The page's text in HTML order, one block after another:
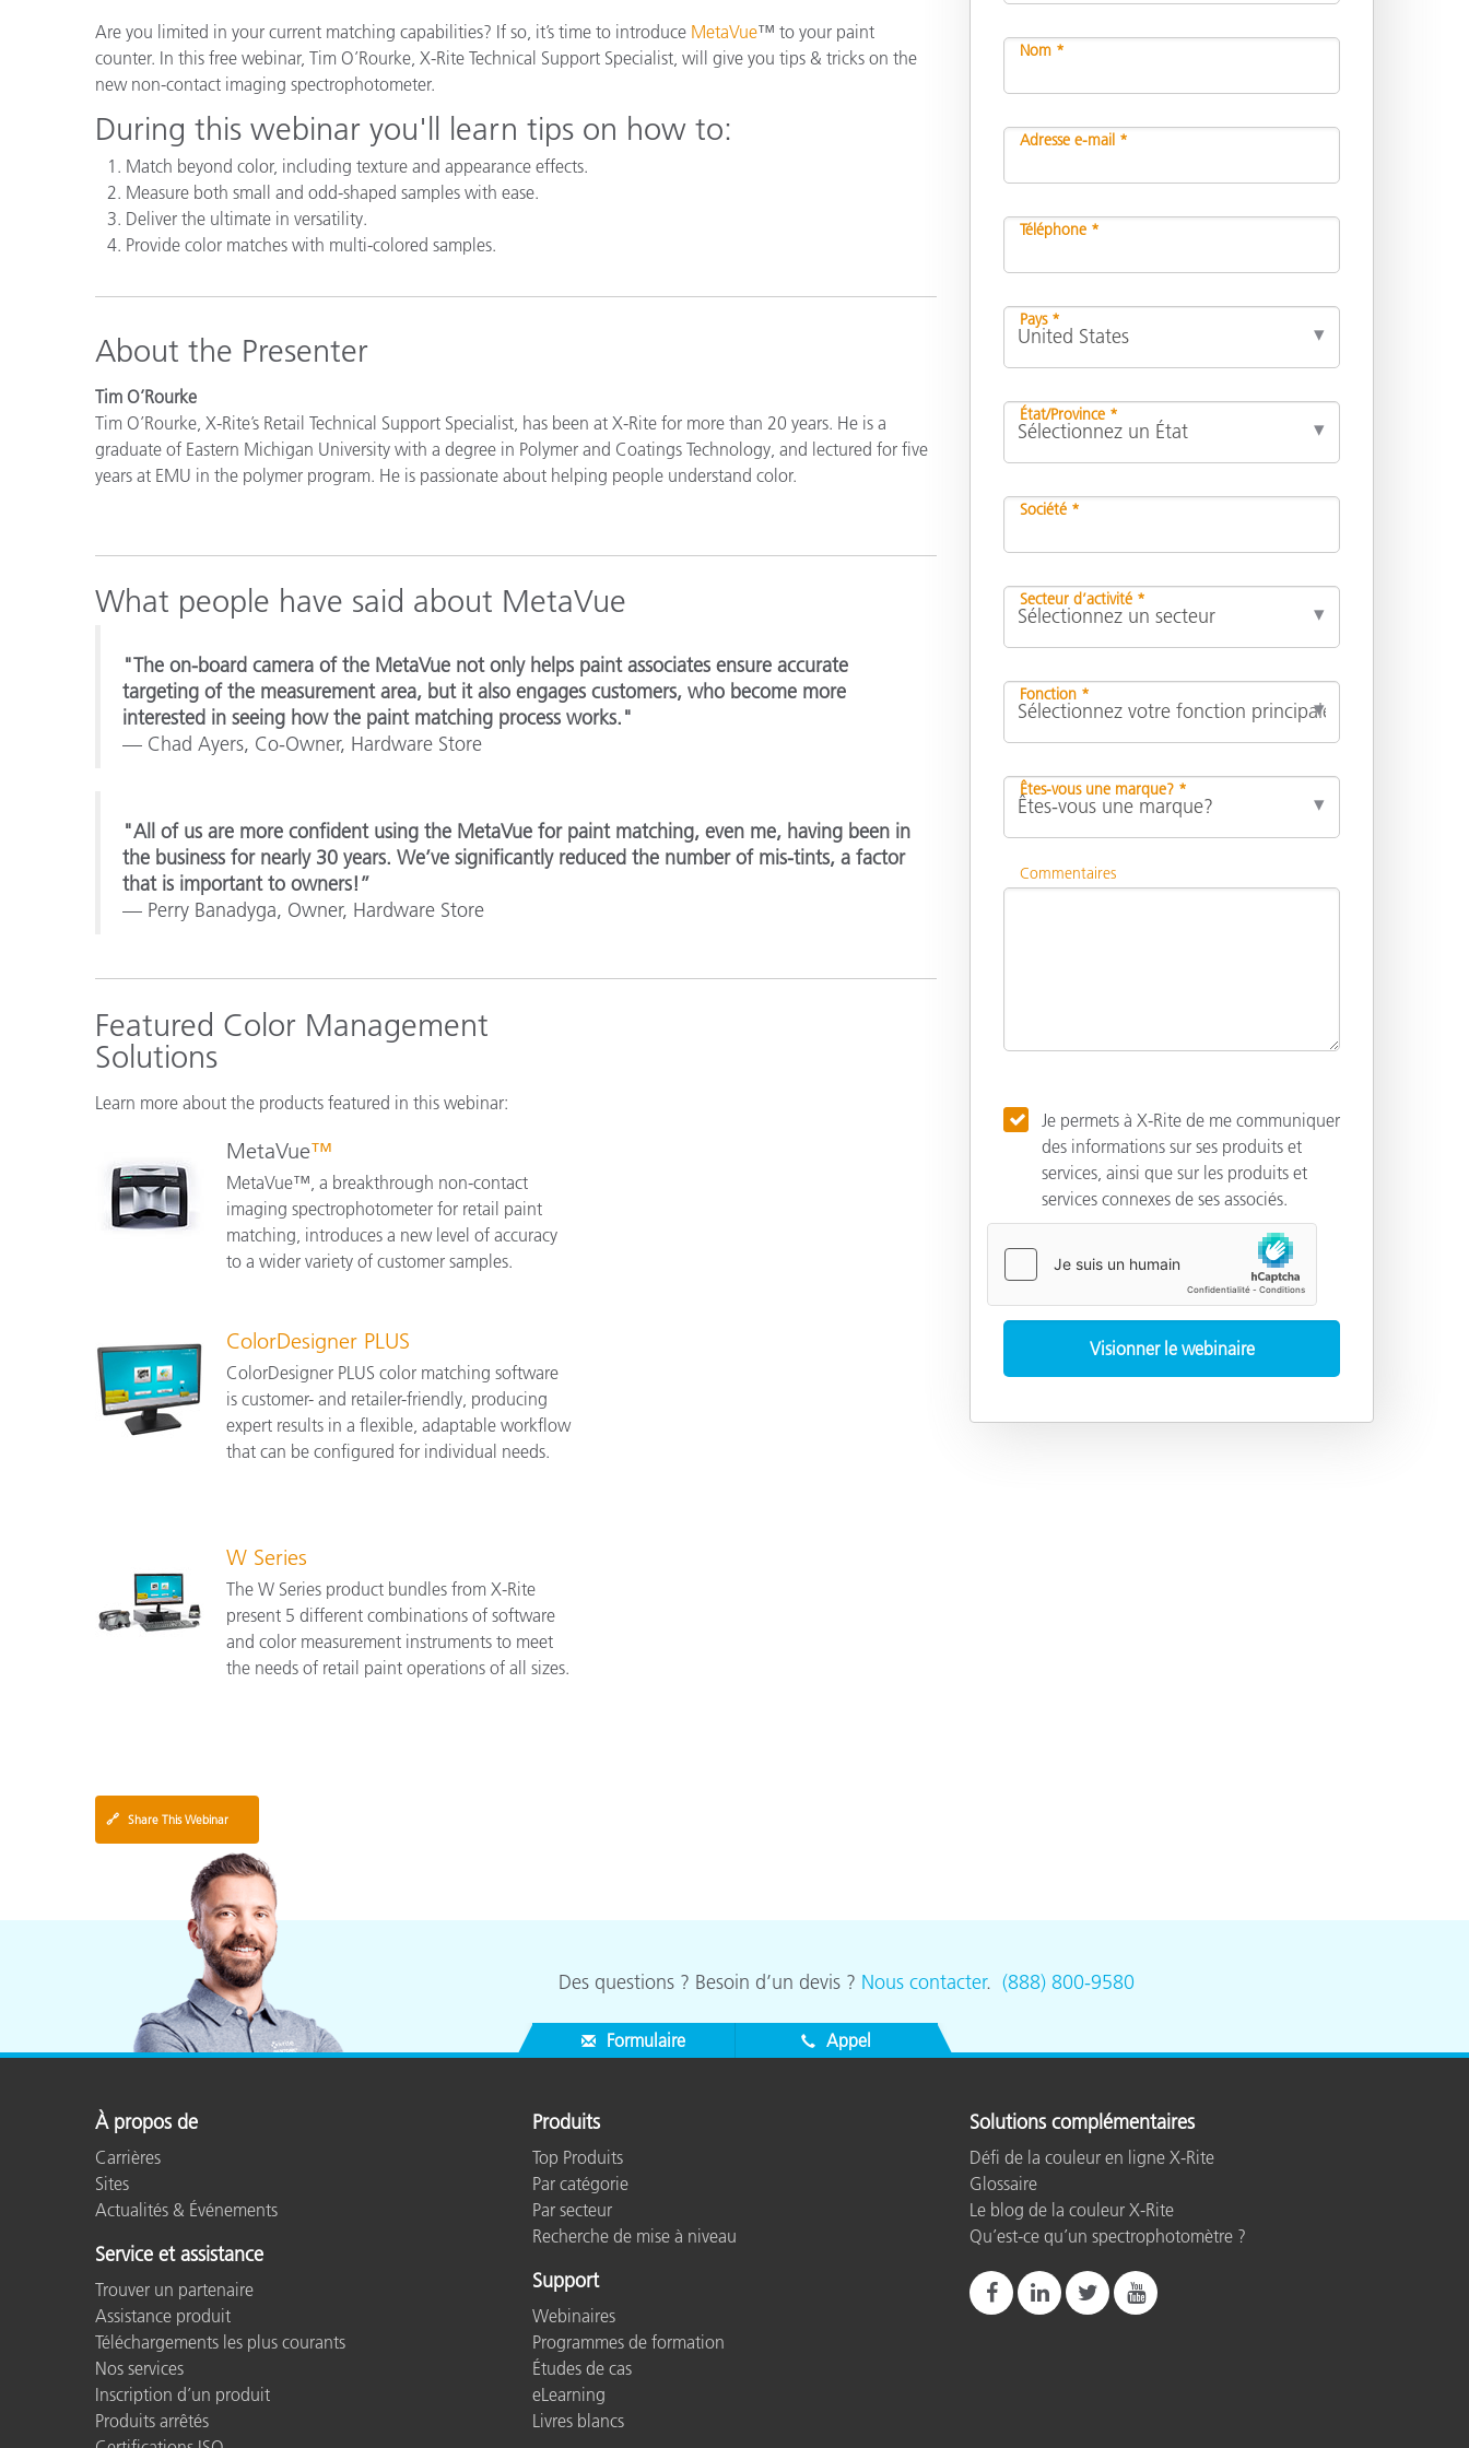
Plastiques
Papier
Are you limited in your current matching capabilities? If so, it’s time to introduce MetaVue™ to your paint
counter. In this free webinar, Tim O’Rourke, X-Rite Technical Support Specialist, will give you tips & tricks on the
new non-contact imaging spectrophotometer.
During this webinar you'll learn tips on how to:
Match beyond color, including texture and appearance effects.
Measure both small and odd-shaped samples with ease.
Deliver the ultimate in versatility.
Provide color matches with multi-colored samples.
About the Presenter
Tim O’Rourke
Tim O’Rourke, X-Rite’s Retail Technical Support Specialist, has been at X-Rite for more than 20 years. He is a
graduate of Eastern Michigan University with a degree in Polymer and Coatings Technology, and lectured for five
years at EMU in the polymer program. He is passionate about helping people understand color.
What people have said about MetaVue
"The on-board camera of the MetaVue not only helps paint associates ensure accurate
targeting of the measurement area, but it also engages customers, who become more
interested in seeing how the paint matching process works."
— Chad Ayers, Co-Owner, Hardware Store
"All of us are more confident using the MetaVue for paint matching, even me, having been in
the business for nearly 30 years. We’ve significantly reduced the number of mis-tints, a factor
that is important to owners!”
— Perry Banadyga, Owner, Hardware Store
Featured Color Management
Solutions
Learn more about the products featured in this webinar:
MetaVue™
MetaVue™, a breakthrough non-contact
imaging spectrophotometer for retail paint
matching, introduces a new level of accuracy
to a wider variety of customer samples.
ColorDesigner PLUS
ColorDesigner PLUS color matching software
is customer- and retailer-friendly, producing
expert results in a flexible, adaptable workflow
that can be configured for individual needs.
W Series
The W Series product bundles from X-Rite
present 5 different combinations of software
and color measurement instruments to meet
the needs of retail paint operations of all sizes.
Nom *
Adresse e-mail *
Téléphone *
Pays *
État/Province *
Société *
Secteur d’activité *
Fonction *
Êtes-vous une marque? *
Commentaires
Je permets à X-Rite de me communiquer
des informations sur ses produits et
services, ainsi que sur les produits et
services connexes de ses associés.
🔗 Share This Webinar
Des questions ? Besoin d’un devis ? Nous contacter. (888) 800-9580
Formulaire Appel
À propos de
Carrières
Sites
Actualités & Événements
Service et assistance
Trouver un partenaire
Assistance produit
Téléchargements les plus courants
Nos services
Inscription d’un produit
Produits arrêtés
Produits
Top Produits
Par catégorie
Par secteur
Recherche de mise à niveau
Support
Webinaires
Programmes de formation
Études de cas
eLearning
Livres blancs
Solutions complémentaires
Défi de la couleur en ligne X-Rite
Glossaire
Le blog de la couleur X-Rite
Qu’est-ce qu’un spectrophotomètre ?